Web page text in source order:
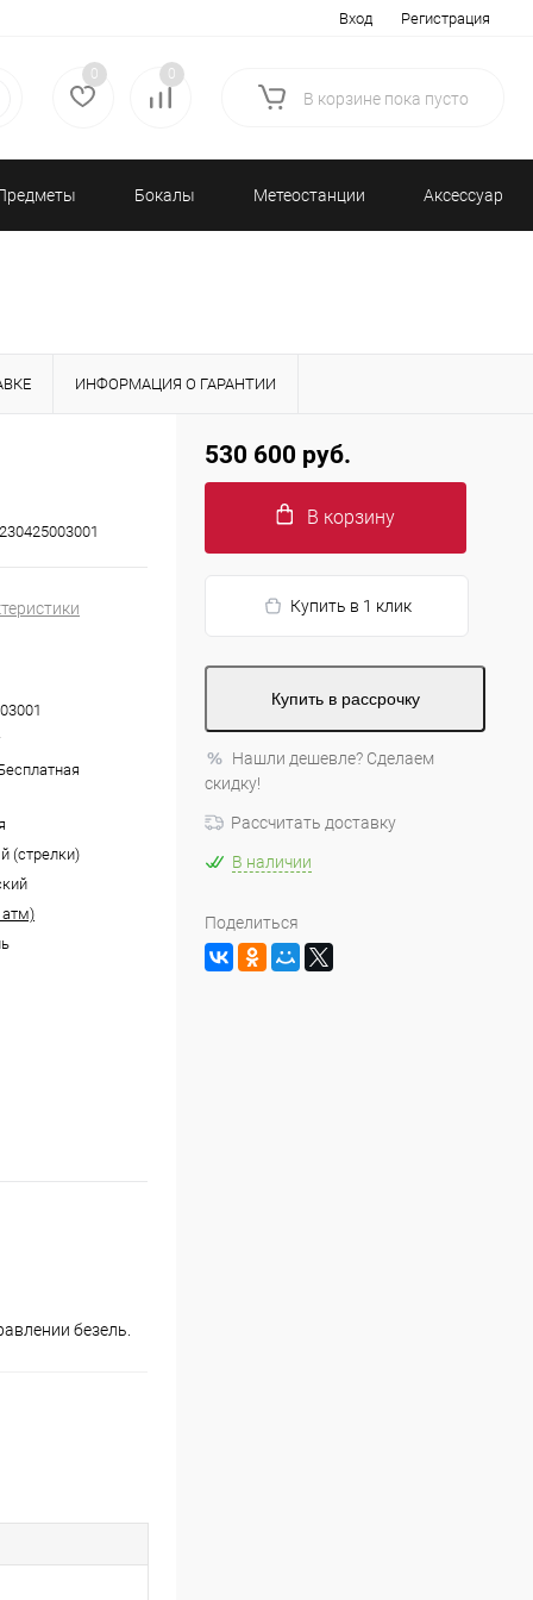
Вход Регистрация
0 0
В корзине пока пусто
Бокалы Метеостанции Аксессуары/
ИНФОРМАЦИЯ О ГАРАНТИИ
(стрелки)
атм)
безель.
530 600 руб.
В корзину
Купить в 1 клик
Купить в рассрочку
Нашли дешевле? Сделаем
скидку!
Рассчитать доставку
В наличии
Поделиться